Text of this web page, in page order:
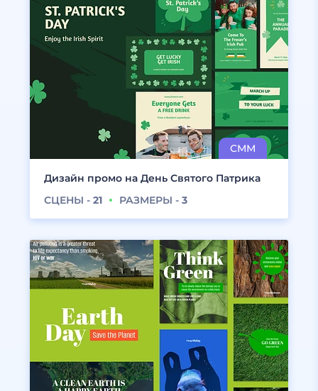
Дизайн промо на День Святого Патрика
СЦЕНЫ - 21 РАЗМЕРЫ - 3